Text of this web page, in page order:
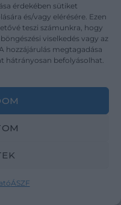
érdekében sütiket
és/vagy elérésére. Ezen
teszi számunkra, hogy
viselkedés vagy az
hozzájárulás megtagadása
hátrányosan befolyásolhat.
ÁSZF
365 napon át az
ár 10 %-át
biztosítható csak.
könyvekre* a
részben vagy
A szállítási díj
könyvek értéke nem
a könyveknek a kosár